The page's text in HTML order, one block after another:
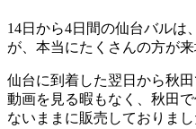
14日から4日間の仙台バルは
が、本当にたくさんの方が来
仙台に到着した翌日から秋
動画を見る暇もなく、秋田
ないままに販売しておりまし